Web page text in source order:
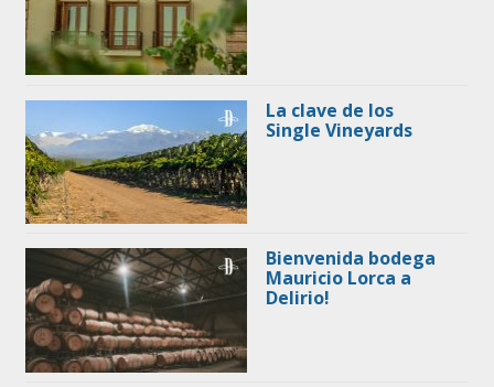
La clave de los
Single Vineyards
Bienvenida bodega
Mauricio Lorca a
Delirio!